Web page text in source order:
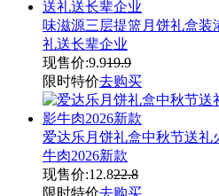
味滋源三层提篮月饼礼盒
礼送长辈企业
现售价:9.919.9
限时特价去购买
爱达乐月饼礼盒中秋节送
牛肉2026新款
现售价:12.822.8